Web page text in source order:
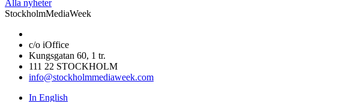
Alla nyheter
StockholmMediaWeek
c/o iOffice
Kungsgatan 60, 1 tr.
111 22 STOCKHOLM
info@stockholmmediaweek.com
In English